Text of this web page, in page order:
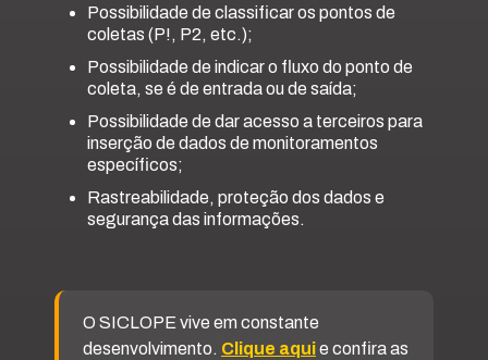
Possibilidade de classificar os pontos de
coletas (P!, P2, etc.);
Possibilidade de indicar o fluxo do ponto de
coleta, se é de entrada ou de saída;
Possibilidade de dar acesso a terceiros para
inserção de dados de monitoramentos
específicos;
Rastreabilidade, proteção dos dados e
segurança das informações.
O SICLOPE vive em constante
desenvolvimento. Clique aquie confira as